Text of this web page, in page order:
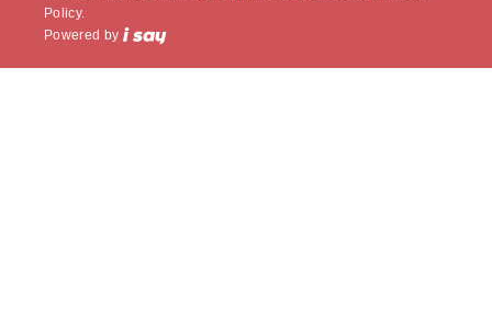
Policy.
Powered by